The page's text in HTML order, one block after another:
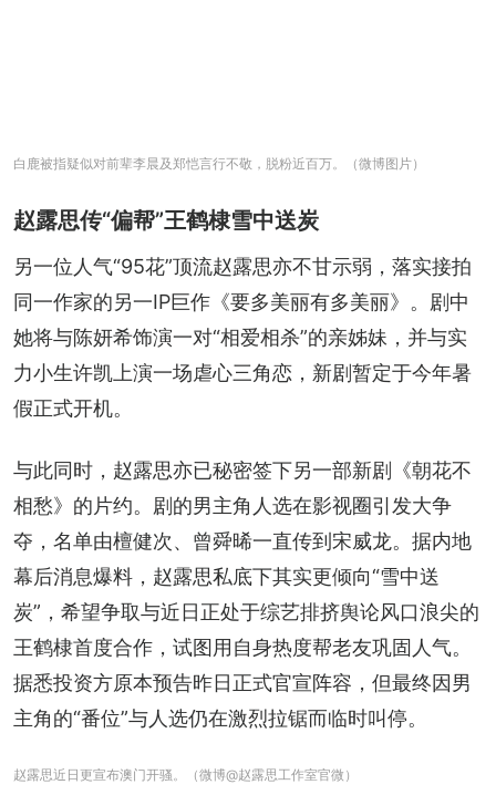
白鹿被指疑似对前辈李晨及郑恺言行不敬，脱粉近百万。（微博图片）
赵露思传“偏帮”王鹤棣雪中送炭
另一位人气“95花”顶流赵露思亦不甘示弱，落实接拍
同一作家的另一IP巨作《要多美丽有多美丽》。剧中
她将与陈妍希饰演一对“相爱相杀”的亲姊妹，并与实
力小生许凯上演一场虐心三角恋，新剧暂定于今年暑
假正式开机。
与此同时，赵露思亦已秘密签下另一部新剧《朝花不
相愁》的片约。剧的男主角人选在影视圈引发大争
夺，名单由檀健次、曾舜晞一直传到宋威龙。据内地
幕后消息爆料，赵露思私底下其实更倾向“雪中送
炭”，希望争取与近日正处于综艺排挤舆论风口浪尖的
王鹤棣首度合作，试图用自身热度帮老友巩固人气。
据悉投资方原本预告昨日正式官宣阵容，但最终因男
主角的“番位”与人选仍在激烈拉锯而临时叫停。
赵露思近日更宣布澳门开骚。（微博@赵露思工作室官微）